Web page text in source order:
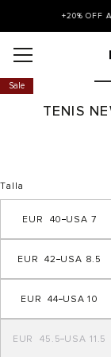
+20% OFF
Sale
TENIS
Talla
7
40
8.5
42
10
44
11.5
45.5
balance
klein
mujer
balance 574